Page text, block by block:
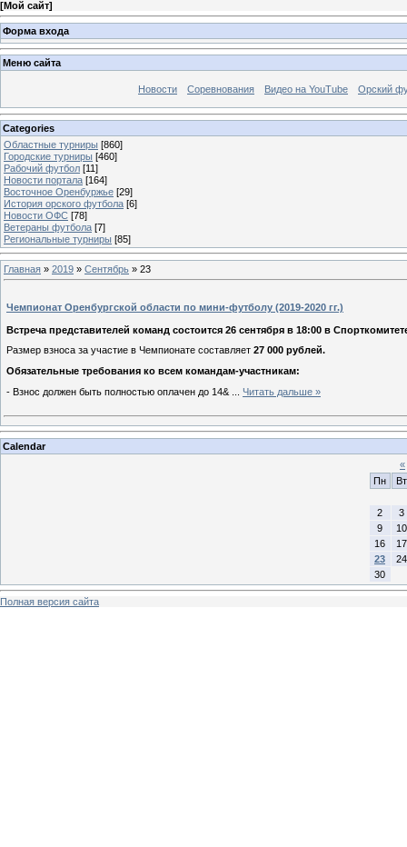
[Мой сайт]
Форма входа
Меню сайта
Новости Соревнования Видео на YouTube Орский
Categories
Областные турниры [860]
Городские турниры [460]
Рабочий футбол [11]
Новости портала [164]
Восточное Оренбуржье [29]
История орского футбола [6]
Новости ОФС [78]
Ветераны футбола [7]
Региональные турниры [85]
Главная » 2019 » Сентябрь » 23
Чемпионат Оренбургской области по мини-футболу (2019-2020 гг.)
Встреча представителей команд состоится 26 сентября в 18:00 в
Размер взноса за участие в Чемпионате составляет 27 000 рублей.
Обязательные требования ко всем командам-участникам:
- Взнос должен быть полностью оплачен до 14&
Читать дальше »
Calendar
«
Пн
Вт
2
3
9
10
16
17
23
24
30
Полная версия сайта